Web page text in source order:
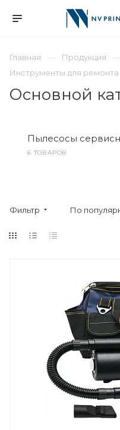
Главная Продукция
Инструменты для
Основной
Пылесосы
6 ТОВАРОВ
Фильтр По